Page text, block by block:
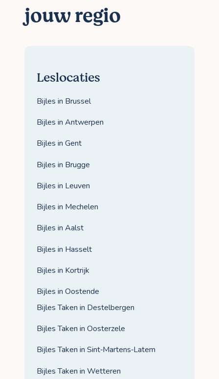
jouw regio
Leslocaties
Bijles in Brussel
Bijles in Antwerpen
Bijles in Gent
Bijles in Brugge
Bijles in Leuven
Bijles in Mechelen
Bijles in Aalst
Bijles in Hasselt
Bijles in Kortrijk
Bijles in Oostende
Bijles Taken in Destelbergen
Bijles Taken in Oosterzele
Bijles Taken in Sint‑Martens‑Latem
Bijles Taken in Wetteren